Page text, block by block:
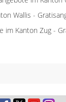
Wallis -
im Kanton Zug -